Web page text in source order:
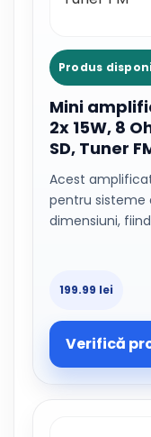
Produs
Mini
2x 15W, 8
SD, Tuner
Acest
pentru sisteme
dimensiuni,
199.99 lei
Verifică